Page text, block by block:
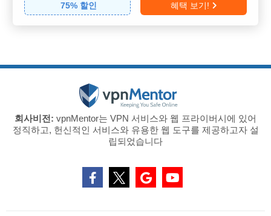
75% 할인 혜택 보기!
회사비전: vpnMentor는 VPN 서비스와 웹 프라이버시에 있어
정직하고, 헌신적인 서비스와 유용한 웹 도구를 제공하고자 설
립되었습니다